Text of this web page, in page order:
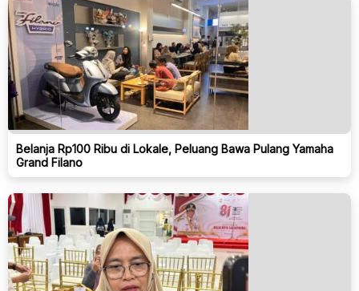
Belanja Rp100 Ribu di Lokale, Peluang Bawa Pulang Yamaha
Grand Filano